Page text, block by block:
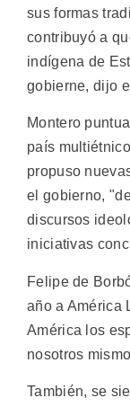
sus formas
contribuyó a
indígena de
gobierne, dijo
Montero
país
propuso
el gobierno,
discursos
iniciativas
Felipe de
año a América
América los
nosotros
También, se